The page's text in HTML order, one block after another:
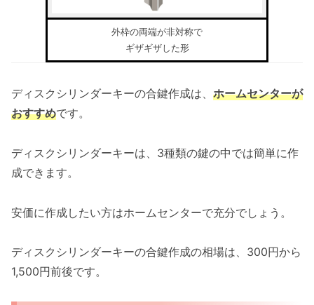
外枠の両端が非対称で
ギザギザした形
ディスクシリンダーキーの合鍵作成は、 ホームセンターが
おすすめです。
ディスクシリンダーキーは、3種類の鍵の中では簡単に作
成できます。
安価に作成したい方はホームセンターで充分でしょう。
ディスクシリンダーキーの合鍵作成の相場は、300円から
1,500円前後です。